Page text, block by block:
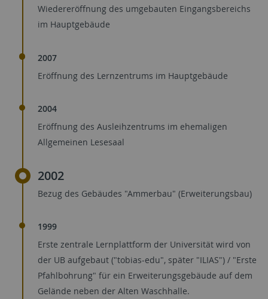
Wiedereröffnung des umgebauten Eingangsbereichs
im Hauptgebäude
2007
Eröffnung des Lernzentrums im Hauptgebäude
2004
Eröffnung des Ausleihzentrums im ehemaligen
Allgemeinen Lesesaal
2002
Bezug des Gebäudes "Ammerbau" (Erweiterungsbau)
1999
Erste zentrale Lernplattform der Universität wird von
der UB aufgebaut ("tobias-edu", später "ILIAS") / "Erste
Pfahlbohrung" für ein Erweiterungsgebäude auf dem
Gelände neben der Alten Waschhalle.